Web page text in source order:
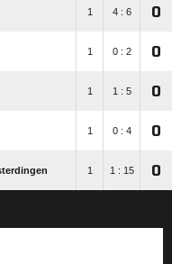
1 4 : 6 0
1 0 : 2 0
1 1 : 5 0
1 0 : 4 0
1 1 : 15 0